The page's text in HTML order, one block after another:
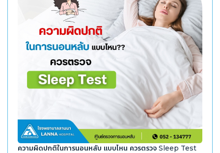
ความผิดปกติในการนอนหลับ แบบไหน ควรตรวจ Sleep Test